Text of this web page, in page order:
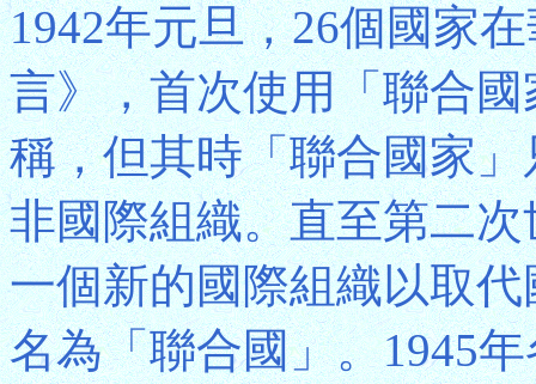
1942年元旦，26個國家
言》，首次使用「聯合國
稱，但其時「聯合國家
非國際組織。直至第二
一個新的國際組織以取
名為「聯合國」。1945